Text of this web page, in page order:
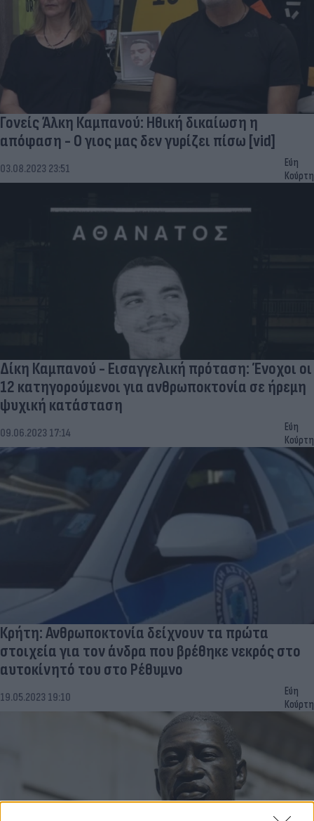
Γονείς Άλκη Καμπανού: Ηθική δικαίωση η
απόφαση - Ο γιος μας δεν γυρίζει πίσω [vid]
03.08.2023 23:51
Εύη
Κούρτη
Δίκη Καμπανού - Εισαγγελική πρόταση: Ένοχοι οι
12 κατηγορούμενοι για ανθρωποκτονία σε ήρεμη
ψυχική κατάσταση
09.06.2023 17:14
Εύη
Κούρτη
Κρήτη: Ανθρωποκτονία δείχνουν τα πρώτα
στοιχεία για τον άνδρα που βρέθηκε νεκρός στο
αυτοκίνητό του στο Ρέθυμνο
19.05.2023 19:10
Εύη
Κούρτη